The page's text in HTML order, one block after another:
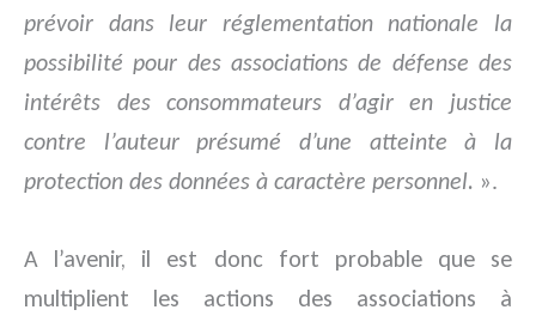
prévoir dans leur réglementation nationale la
possibilité pour des associations de défense des
intérêts des consommateurs d’agir en justice
contre l’auteur présumé d’une atteinte à la
protection des données à caractère personnel. ».
A l’avenir, il est donc fort probable que se
multiplient les actions des associations à